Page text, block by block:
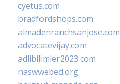
cyetus.com
bradfordshops.com
almadenranchsanjose.com
advocatevijay.com
adlibilimler2023.com
naswwebed.org